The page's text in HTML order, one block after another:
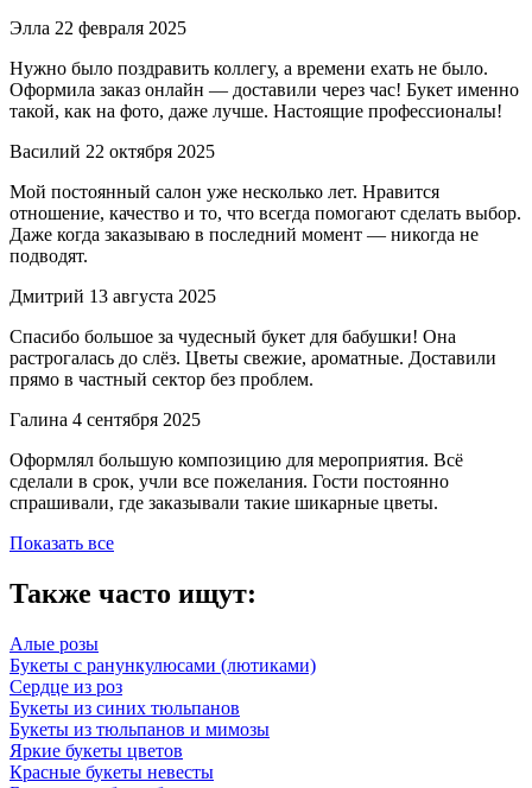
Элла 22 февраля 2025
Нужно было поздравить коллегу, а времени ехать не было.
Оформила заказ онлайн — доставили через час! Букет именно
такой, как на фото, даже лучше. Настоящие профессионалы!
Василий 22 октября 2025
Мой постоянный салон уже несколько лет. Нравится
отношение, качество и то, что всегда помогают сделать выбор.
Даже когда заказываю в последний момент — никогда не
подводят.
Дмитрий 13 августа 2025
Спасибо большое за чудесный букет для бабушки! Она
растрогалась до слёз. Цветы свежие, ароматные. Доставили
прямо в частный сектор без проблем.
Галина 4 сентября 2025
Оформлял большую композицию для мероприятия. Всё
сделали в срок, учли все пожелания. Гости постоянно
спрашивали, где заказывали такие шикарные цветы.
Показать все
Также часто ищут:
Алые розы
Букеты с ранункулюсами (лютиками)
Сердце из роз
Букеты из синих тюльпанов
Букеты из тюльпанов и мимозы
Яркие букеты цветов
Красные букеты невесты